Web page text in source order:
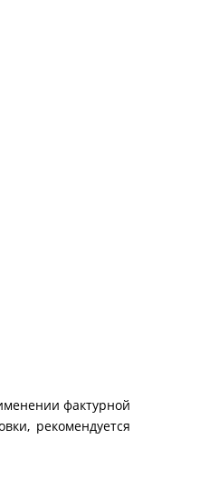
фактурной
рекомендуется